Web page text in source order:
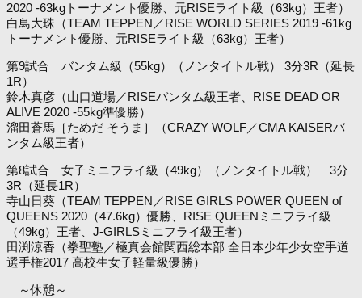
2020 -63kgトーナメント優勝、元RISEライト級（63kg）王者）
白鳥大珠（TEAM TEPPEN／RISE WORLD SERIES 2019 -61kg
トーナメント優勝、元RISEライト級（63kg）王者）
第9試合 バンタム級（55kg）（ノンタイトル戦） 3分3R（延長
1R）
鈴木真彦（山口道場／RISEバンタム級王者、RISE DEAD OR
ALIVE 2020 -55kg準優勝）
溜田蒼馬［ためだ そうま］（CRAZY WOLF／CMA KAISERバ
ンタム級王者）
第8試合 女子ミニフライ級（49kg）（ノンタイトル戦） 3分
3R（延長1R）
寺山日葵（TEAM TEPPEN／RISE GIRLS POWER QUEEN of
QUEENS 2020（47.6kg）優勝、RISE QUEENミニフライ級
（49kg）王者、J-GIRLSミニフライ級王者）
田渕涼香（拳聖塾／極真会館関西総本部 全日本少年少女空手道
選手権2017 高校生女子軽量級優勝）
～休憩～